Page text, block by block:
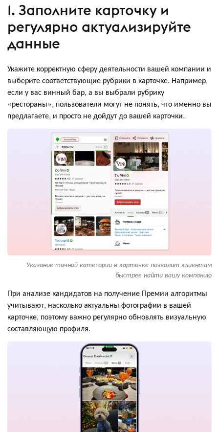
1. Заполните карточку и
регулярно актуализируйте
данные
Укажите корректную сферу деятельности вашей компании и
выберите соответствующие рубрики в карточке. Например,
если у вас винный бар, а вы выбрали рубрику
«рестораны», пользователи могут не понять, что именно вы
предлагаете, и просто не дойдут до вашей карточки.
Указание точной категории в карточке позволит клиентам
быстрее найти вашу компанию
При анализе кандидатов на получение Премии алгоритмы
учитывают, насколько актуальны фотографии в вашей
карточке, поэтому важно регулярно обновлять визуальную
составляющую профиля.